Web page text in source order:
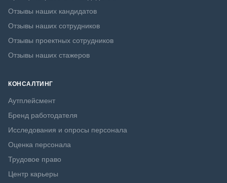
Отзывы наших кандидатов
Отзывы наших сотрудников
Отзывы проектных сотрудников
Отзывы наших стажеров
КОНСАЛТИНГ
Аутплейсмент
Бренд работодателя
Исследования и опросы персонала
Оценка персонала
Трудовое право
Центр карьеры